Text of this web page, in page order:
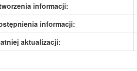
informacji:
informacji:
aktualizacji: